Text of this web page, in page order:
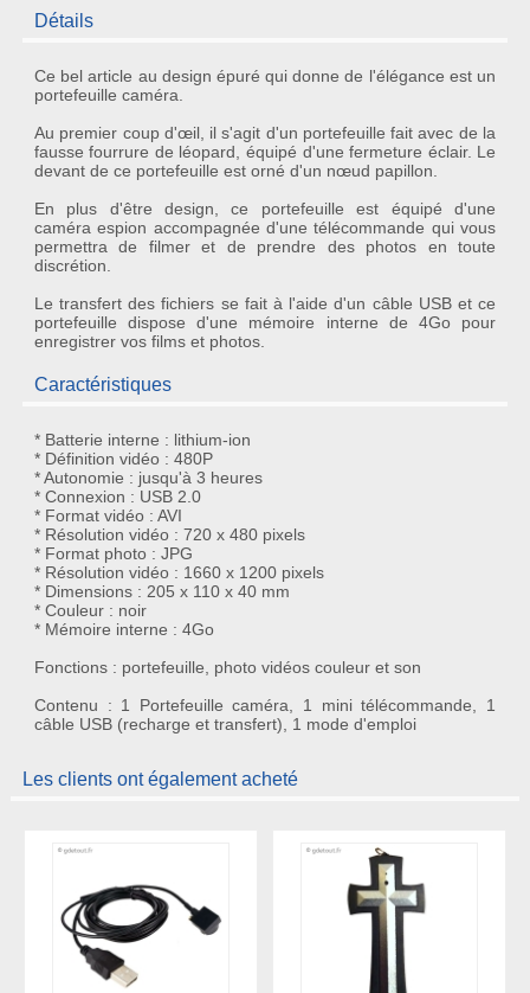
Détails
Ce bel article au design épuré qui donne de l'élégance est un
portefeuille caméra
Au premier coup d'œil, il s'agit d'un portefeuille fait avec de la
fausse fourrure de léopard, équipé d'une fermeture éclair. Le
devant de ce portefeuille est orné d'un nœud papillon.
En plus d'être design, ce portefeuille est équipé d'une
caméra espion accompagnée d'une télécommande qui vous
permettra de filmer et de prendre des photos en toute
discrétion.
Le transfert des fichiers se fait à l'aide d'un câble USB et ce
portefeuille dispose d'une mémoire interne de 4Gopour
enregistrer vos films et photos.
Caractéristiques
* Batterie interne : lithium-ion
* Définition vidéo : 480P
* Autonomie : jusqu'à 3 heures
* Connexion : USB 2.0
* Format vidéo : AVI
* Résolution vidéo : 720 x 480 pixels
* Format photo : JPG
* Résolution vidéo : 1660 x 1200 pixels
* Dimensions : 205 x 110 x 40 mm
* Couleur : noir
* Mémoire interne : 4Go
Fonctions : portefeuille, photo vidéos couleur et son
Contenu : 1 Portefeuille caméra, 1 mini télécommande, 1
câble USB (recharge et transfert), 1 mode d'emploi
Les clients ont également acheté